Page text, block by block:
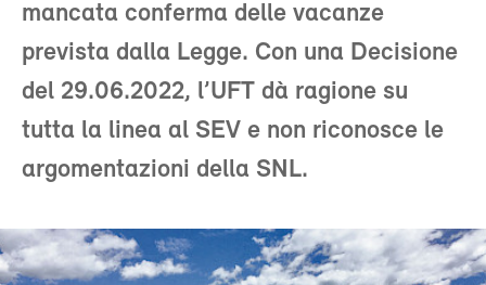
mancata conferma delle vacanze
prevista dalla Legge. Con una Decisione
del 29.06.2022, l’UFT dà ragione su
tutta la linea al SEV e non riconosce le
argomentazioni della SNL.